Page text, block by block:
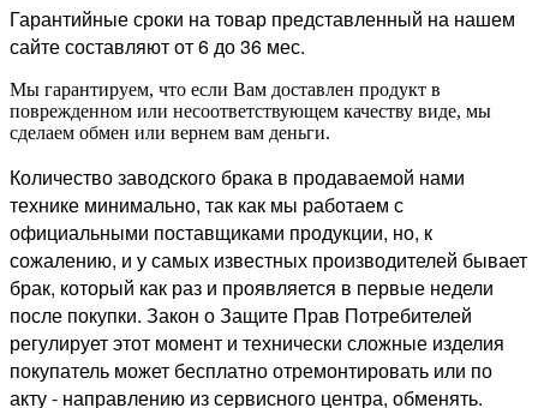
Гарантийные сроки на товар представленный на нашем
сайте составляют от 6 до 36 мес.
Мы гарантируем, что если Вам доставлен продукт в
поврежденном или несоответствующем качеству виде, мы
сделаем обмен или вернем вам деньги.
Количество заводского брака в продаваемой нами
технике минимально, так как мы работаем с
официальными поставщиками продукции, но, к
сожалению, и у самых известных производителей бывает
брак, который как раз и проявляется в первые недели
после покупки. Закон о Защите Прав Потребителей
регулирует этот момент и технически сложные изделия
покупатель может бесплатно отремонтировать или по
акту - направлению из сервисного центра, обменять.